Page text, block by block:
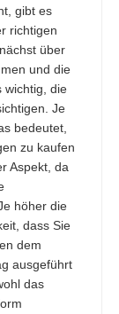
gibt es
richtigen
über
und die
wichtig, die
Je
bedeutet,
zu kaufen
Aspekt, da
höher die
dass Sie
dem
ausgeführt
das